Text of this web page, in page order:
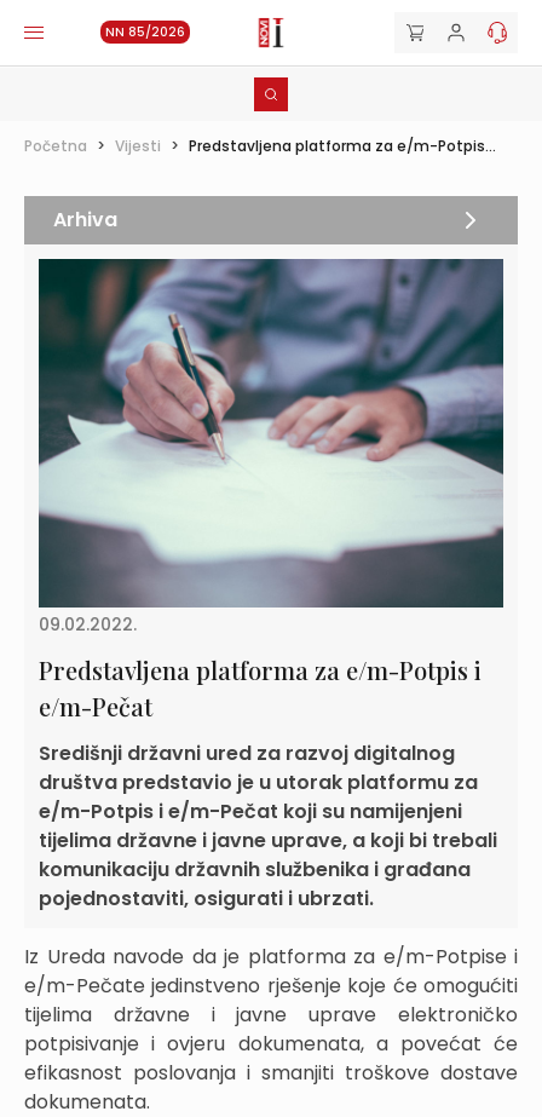
NN 85/2026
Početna > Vijesti > Predstavljena platforma za e/m-Potpis...
09.02.2022.
Predstavljena platforma za e/m-Potpis i
e/m-Pečat
Središnji državni ured za razvoj digitalnog
društva predstavio je u utorak platformu za
e/m-Potpis i e/m-Pečat koji su namijenjeni
tijelima državne i javne uprave, a koji bi trebali
komunikaciju državnih službenika i građana
pojednostaviti, osigurati i ubrzati.
Iz Ureda navode da je platforma za e/m-Potpise i
e/m-Pečate jedinstveno rješenje koje će omogućiti
tijelima državne i javne uprave elektroničko
potpisivanje i ovjeru dokumenata, a povećat će
efikasnost poslovanja i smanjiti troškove dostave
dokumenata.
Arhiva